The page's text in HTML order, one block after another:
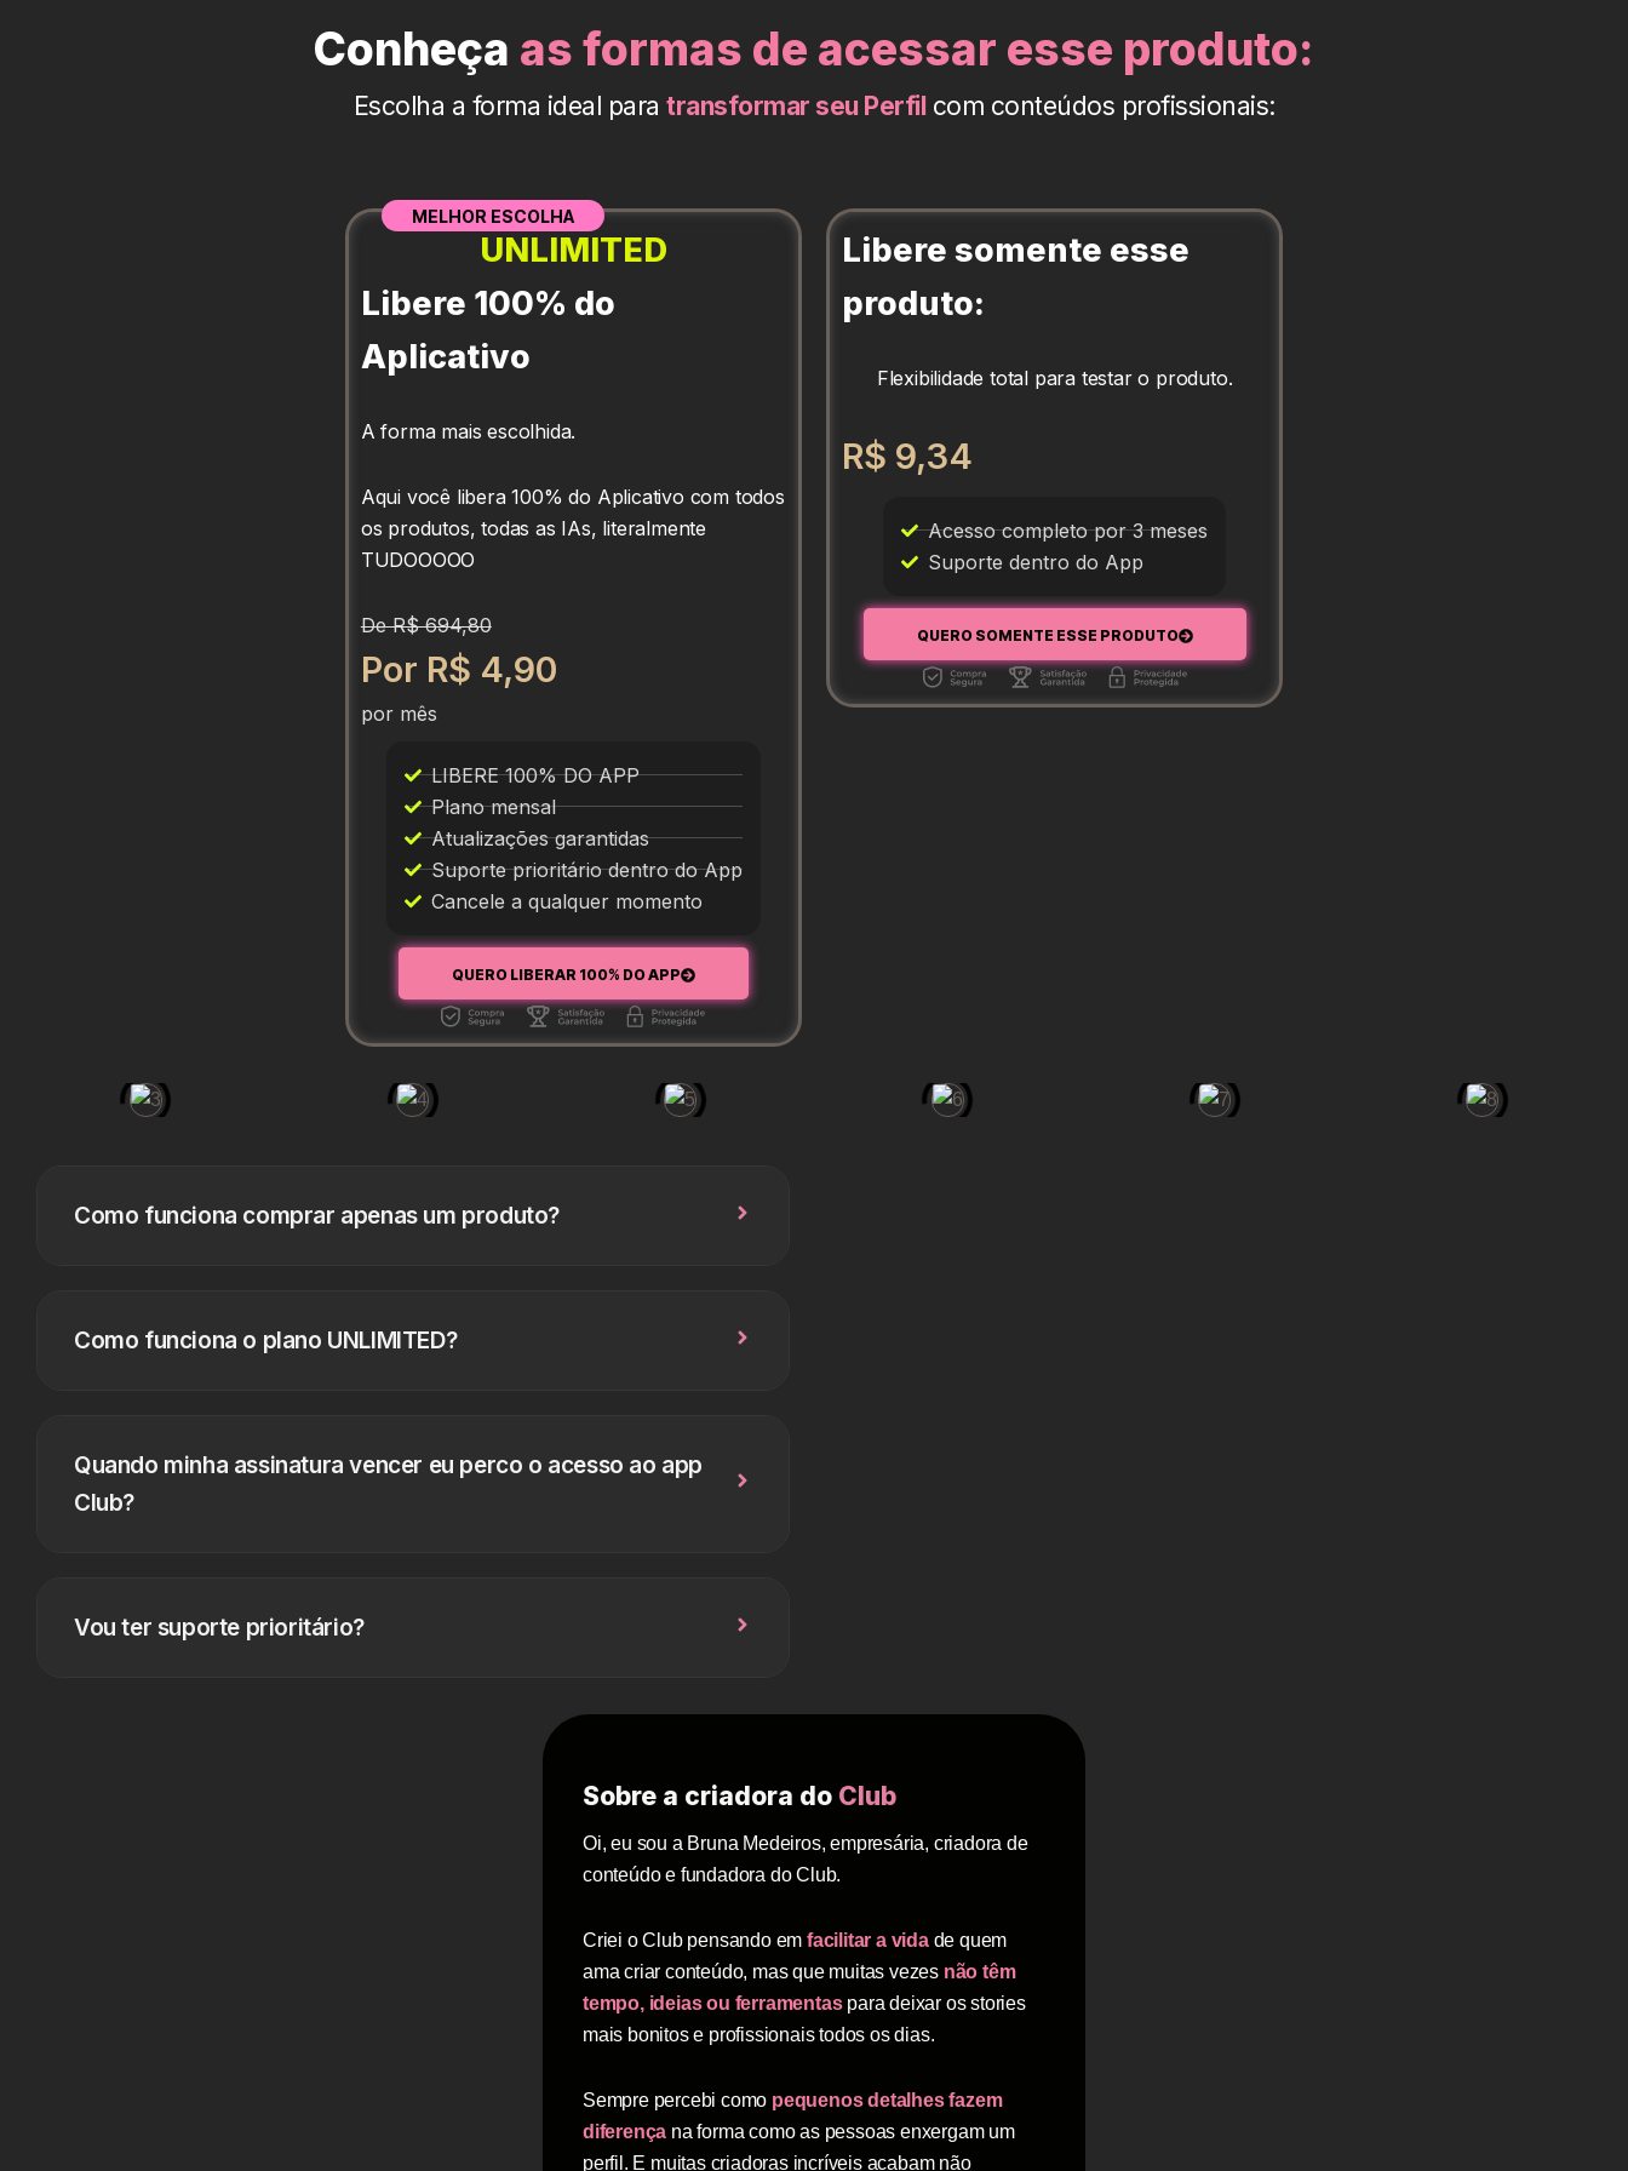
Conheça as formas de acessar esse produto:
Escolha a forma ideal para transformar seu Perfil com conteúdos profissionais:
MELHOR ESCOLHA
UNLIMITED
Libere 100% do
Aplicativo
A forma mais escolhida.
Aqui você libera 100% do Aplicativo com todos
os produtos, todas as IAs, literalmente
TUDOOOOO
De R$ 694,80
Por R$ 4,90
por mês
LIBERE 100% DO APP
Plano mensal
Atualizações garantidas
Suporte prioritário dentro do App
Cancele a qualquer momento
QUERO LIBERAR 100% DO APP
Libere somente esse
produto:
Flexibilidade total para testar o produto.
R$ 9,34
Acesso completo por 3 meses
Suporte dentro do App
QUERO SOMENTE ESSE PRODUTO
Como funciona comprar apenas um produto?
Como funciona o plano UNLIMITED?
Quando minha assinatura vencer eu perco o acesso ao app
Club?
Vou ter suporte prioritário?
Sobre a criadora do Club
Oi, eu sou a Bruna Medeiros, empresária, criadora de
conteúdo e fundadora do Club.
Criei o Club pensando em facilitar a vidade quem
ama criar conteúdo, mas que muitas vezes não têm
tempo, ideias ou ferramentaspara deixar os stories
mais bonitos e profissionais todos os dias.
Sempre percebi como pequenos detalhes fazem
diferença na forma como as pessoas enxergam um
perfil. E muitas criadoras incríveis acabam não